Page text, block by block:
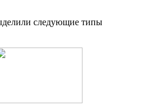
следующие типы